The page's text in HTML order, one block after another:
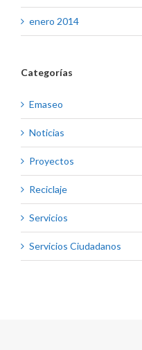
enero 2014
Categorías
Emaseo
Noticias
Proyectos
Reciclaje
Servicios
Servicios Ciudadanos